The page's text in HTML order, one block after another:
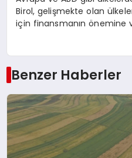
Birol, gelişmekte olan
için finansmanın önemine
Benzer Haberler